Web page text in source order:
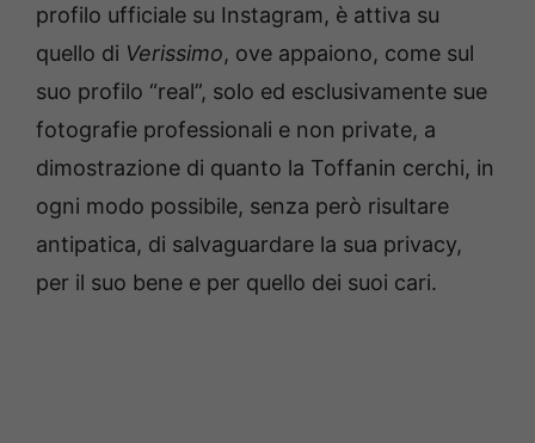
profilo ufficiale su Instagram, è attiva su
quello di Verissimo, ove appaiono, come sul
suo profilo “real”, solo ed esclusivamente sue
fotografie professionali e non private, a
dimostrazione di quanto la Toffanin cerchi, in
ogni modo possibile, senza però risultare
antipatica, di salvaguardare la sua privacy,
per il suo bene e per quello dei suoi cari.